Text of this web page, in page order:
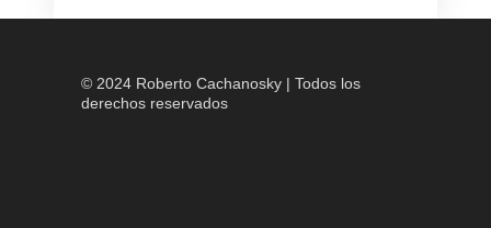
© 2024 Roberto Cachanosky | Todos los
derechos reservados